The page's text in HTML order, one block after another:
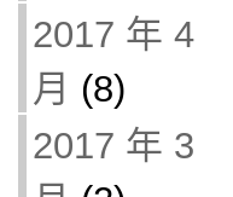
2017 年 4
月 (8)
2017 年 3